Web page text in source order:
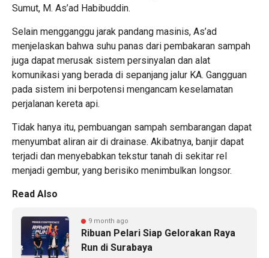
Sumut, M. As’ad Habibuddin.
Selain mengganggu jarak pandang masinis, As’ad
menjelaskan bahwa suhu panas dari pembakaran sampah
juga dapat merusak sistem persinyalan dan alat
komunikasi yang berada di sepanjang jalur KA. Gangguan
pada sistem ini berpotensi mengancam keselamatan
perjalanan kereta api.
Tidak hanya itu, pembuangan sampah sembarangan dapat
menyumbat aliran air di drainase. Akibatnya, banjir dapat
terjadi dan menyebabkan tekstur tanah di sekitar rel
menjadi gembur, yang berisiko menimbulkan longsor.
Read Also
9 month ago
Ribuan Pelari Siap Gelorakan Raya
Run di Surabaya